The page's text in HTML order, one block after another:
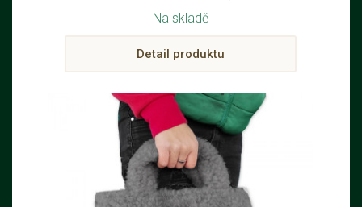
Na skladě
Detail produktu